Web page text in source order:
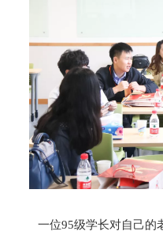
一位95级学长对自己的